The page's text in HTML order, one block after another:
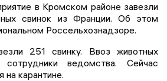
в Кромском районе завезли
свинок из Франции. Об этом
Россельхознадзоре.
251 свинку. Ввоз животных
сотрудники ведомства. Сейчас
на карантине.